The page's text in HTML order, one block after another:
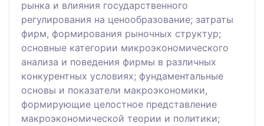
рынка и влияния государственного
регулирования на ценообразование; затраты
фирм, формирования рыночных структур;
основные категории микроэкономического
анализа и поведения фирмы в различных
конкурентных условиях; фундаментальные
основы и показатели макроэкономики,
формирующие целостное представление
макроэкономической теории и политики;